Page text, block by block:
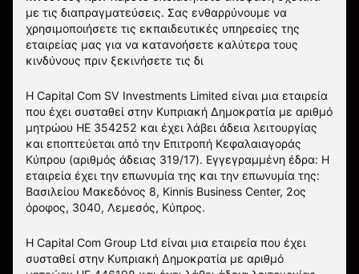
με τις διαπραγματεύσεις. Σας ενθαρρύνουμε να
χρησιμοποιήσετε τις εκπαιδευτικές υπηρεσίες της
εταιρείας μας για να κατανοήσετε καλύτερα τους
κινδύνους πριν ξεκινήσετε τις δι
Η Capital Com SV Investments Limited είναι μια εταιρεία
που έχει συσταθεί στην Κυπριακή Δημοκρατία με αριθμό
μητρώου HE 354252 και έχει λάβει άδεια λειτουργίας
και εποπτεύεται από την Επιτροπή Κεφαλαιαγοράς
Κύπρου (αριθμός άδειας 319/17). Εγγεγραμμένη έδρα: Η
εταιρεία έχει την επωνυμία της και την επωνυμία της:
Βασιλείου Μακεδόνος 8, Kinnis Business Center, 2ος
όροφος, 3040, Λεμεσός, Κύπρος.
Η Capital Com Group Ltd είναι μια εταιρεία που έχει
συσταθεί στην Κυπριακή Δημοκρατία με αριθμό